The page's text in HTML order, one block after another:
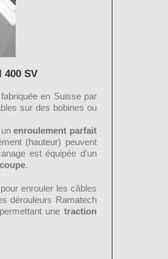
400 SV
en Suisse par
sur des bobines ou
unenroulement parfait
(hauteur) peuvent
est équipée d’un
.
enrouler les câbles
dérouleurs Ramatech
une traction